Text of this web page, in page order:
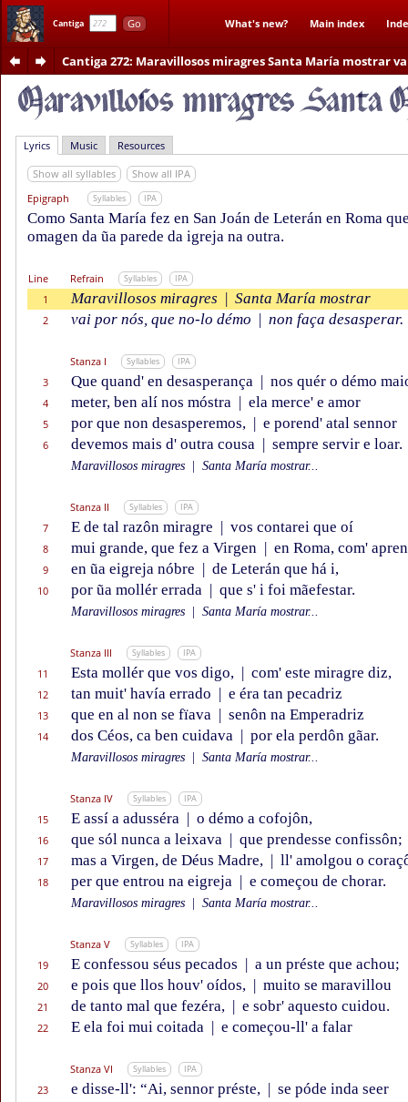
Cantiga Go What's new? Main index
Cantiga 272: Maravillosos miragres Santa María mostrar
Lyrics Music Resources
Show all syllables
Show all IPA
Epigraph
Syllables IPA
Como Santa María fez en San Joán de Leterán en Roma
omagen da ũa parede da igreja na outra.
Line Refrain Syllables IPA
1 Maravillosos miragres | Santa María mostrar
2 vai por nós, que no-lo démo | non faça desasperar.
Stanza I Syllables IPA
3 Que quand' en desasperança | nos quér o démo
4 meter, ben alí nos móstra | ela merce' e amor
5 por que non desasperemos, | e porend' atal sennor
6 devemos mais d' outra cousa | sempre servir e loar.
Maravillosos miragres Santa María mostrar...
Stanza II Syllables IPA
7 E de tal razôn miragre | vos contarei que oí
8 mui grande, que fez a Virgen | en Roma, com'
9 en ũa eigreja nóbre | de Leterán que há i,
10 por ũa mollér errada | que s' i foi mãefestar.
Maravillosos miragres Santa María mostrar...
Stanza III Syllables IPA
11 Esta mollér que vos digo, | com' este miragre diz,
12 tan muit' havía errado | e éra tan pecadriz
13 que en al non se fïava | senôn na Emperadriz
14 dos Céos, ca ben cuidava | por ela perdôn gãar.
Maravillosos miragres Santa María mostrar...
Stanza IV Syllables IPA
15 E assí a adusséra | o démo a cofojôn,
16 que sól nunca a leixava | que prendesse confissôn;
17 mas a Virgen, de Déus Madre, | ll' amolgou o
18 per que entrou na eigreja | e começou de chorar.
Maravillosos miragres Santa María mostrar...
Stanza V Syllables IPA
19 E confessou séus pecados | a un préste que achou;
20 e pois que llos houv' oídos, | muito se maravillou
21 de tanto mal que fezéra, | e sobr' aquesto cuidou.
22 E ela foi mui coitada | e começou-ll' a falar
Stanza VI Syllables IPA
23 e disse-ll': “Ai, sennor préste, | se póde inda seer